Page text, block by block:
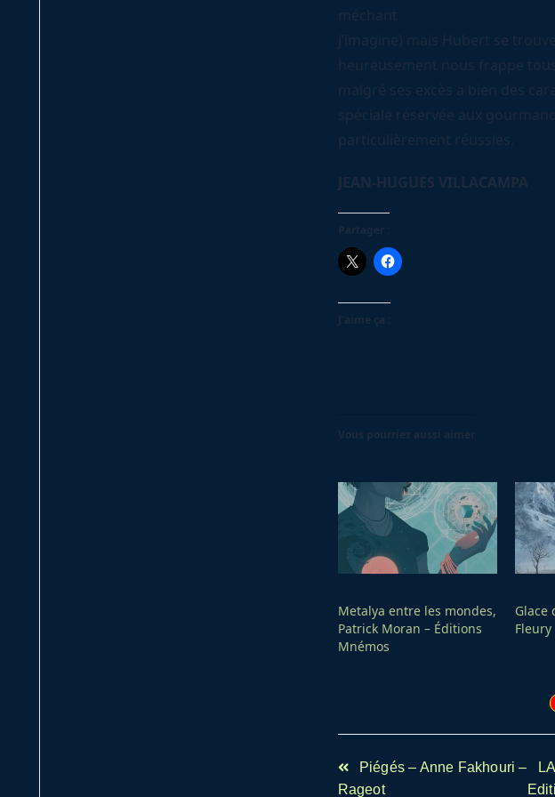
méchant
j’imagine) mais Hubert se
heureusement nous frappe
malgré ses excès a bien des
spéciale réservée aux
particulièrement réussies.
JEAN-HUGUES VILLACAMPA
Partager :
J’aime ça :
Vous pourriez aussi aimer
Metalya entre les mondes,
Patrick Moran – Éditions
Mnémos
Glace
<span
class="nav-
Piégés – Anne Fakhouri –
Rageot